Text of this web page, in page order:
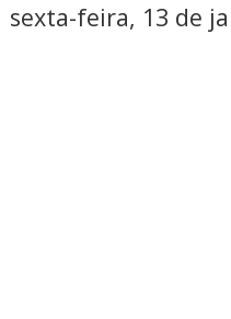
sexta-feira, 13 de